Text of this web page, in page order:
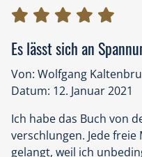
sehr warm und an
denken. Ich hatte den
genau so passieren
vieles ohne vorherige
hätte beschrieben
Autor.
unglaubwürdiger. Der
Manzano, löst IT-
Es lässt sich an
Von: Wolfgang
Datum: 12. Januar 2021
Ich habe das Buch von
verschlungen. Jede
gelangt, weil ich